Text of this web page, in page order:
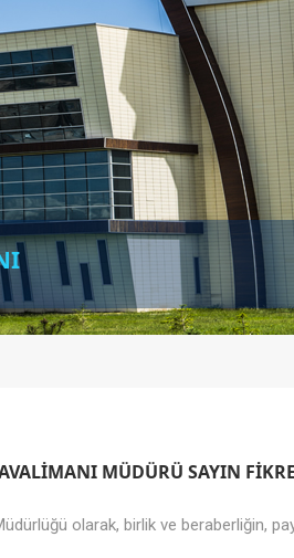
MÜDÜRÜ SAYIN
olarak, birlik ve beraberliğin,